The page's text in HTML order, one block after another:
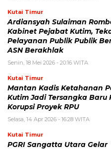
Kutai Timur
Ardiansyah Sulaiman
Kabinet Pejabat Kutim,
Pelayanan Publik Publik
ASN Berakhlak
Senin, 18 Mei 2026 - 20:16 WITA
Kutai Timur
Mantan Kadis Ketahanan
Kutim Jadi Tersangka Baru
Korupsi Proyek RPU
Selasa, 14 Apr 2026 - 16:28 WITA
Kutai Timur
PGRI Sangatta Utara Gelar